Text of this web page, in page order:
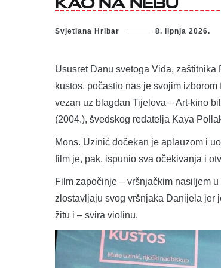
Svjetlana Hribar 8. lipnja 2026.
Ususret Danu svetoga Vida,
kustos, počastio nas je svojim
vezan uz blagdan Tijelova – Art-kino
(2004.), švedskog redatelja Kaya
Mons. Uzinić dočekan je aplauzom i
film je, pak, ispunio sva očekivanja i
Film započinje – vršnjačkim nasiljem
zlostavljaju svog vršnjaka Danijela jer
žitu i – svira violinu.